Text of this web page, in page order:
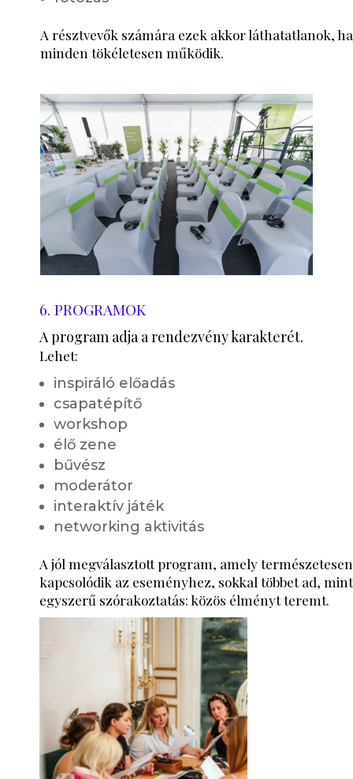
A résztvevők számára ezek akkor láthatatlanok, ha
minden tökéletesen működik.
6. PROGRAMOK
A program adja a rendezvény karakterét.
Lehet:
inspiráló előadás
csapatépítő
workshop
élő zene
bűvész
moderátor
interaktív játék
networking aktivitás
A jól megválasztott program, amely természetesen
kapcsolódik az eseményhez, sokkal többet ad, mint
egyszerű szórakoztatás: közös élményt teremt.